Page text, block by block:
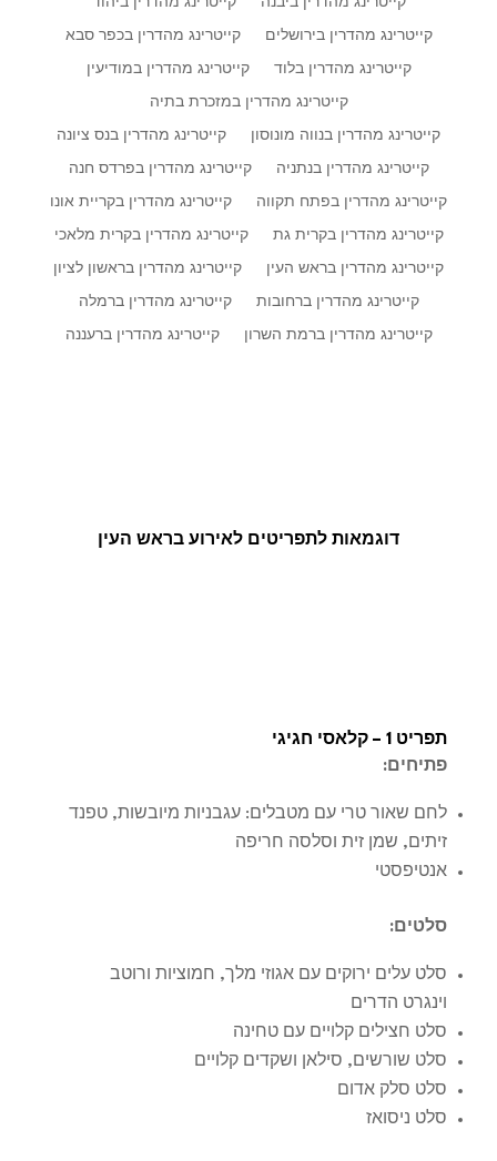
קייטרינג מהדרין ביבנה קייטרינג מהדרין ביהוד
קייטרינג מהדרין בירושלים קייטרינג מהדרין בכפר סבא
קייטרינג מהדרין בלוד קייטרינג מהדרין במודיעין
קייטרינג מהדרין במזכרת בתיה
קייטרינג מהדרין בנווה מונוסון קייטרינג מהדרין בנס ציונה
קייטרינג מהדרין בנתניה קייטרינג מהדרין בפרדס חנה
קייטרינג מהדרין בפתח תקווה קייטרינג מהדרין בקריית אונו
קייטרינג מהדרין בקרית גת קייטרינג מהדרין בקרית מלאכי
קייטרינג מהדרין בראש העין קייטרינג מהדרין בראשון לציון
קייטרינג מהדרין ברחובות קייטרינג מהדרין ברמלה
קייטרינג מהדרין ברמת השרון קייטרינג מהדרין ברעננה
דוגמאות לתפריטים לאירוע בראש העין
תפריט 1 – קלאסי חגיגי
פתיחים:
לחם שאור טרי עם מטבלים: עגבניות מיובשות, טפנד
זיתים, שמן זית וסלסה חריפה
אנטיפסטי
סלטים:
סלט עלים ירוקים עם אגוזי מלך, חמוציות ורוטב
וינגרט הדרים
סלט חצילים קלויים עם טחינה
סלט שורשים, סילאן ושקדים קלויים
סלט סלק אדום
סלט ניסואז